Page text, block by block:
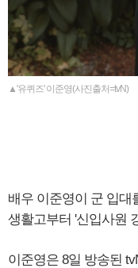
▲'유퀴즈' 이준영(사진출처=tvN)
배우 이준영이 군 입대
생활고부터 '신입사원
이준영은 8일 방송된